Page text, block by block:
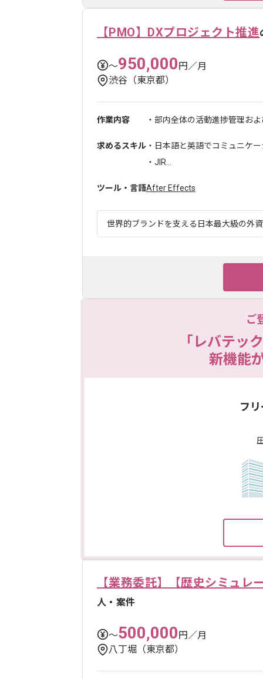
【PMO】DXプロジェクト推進
〜950,000円／月
渋谷（東京都）
作業内容 ・部内全体の活動進捗管理お
求めるスキル ・日本語と英語でコミュニケ
・JIR...
ツール・言語After Effects
世界的ブランドを支える日本最大級の外
ご
「レバテッ
新機能
フ
【業務委託】【歴史シミュレ
人・案件
〜500,000円／月
八丁堀（東京都）